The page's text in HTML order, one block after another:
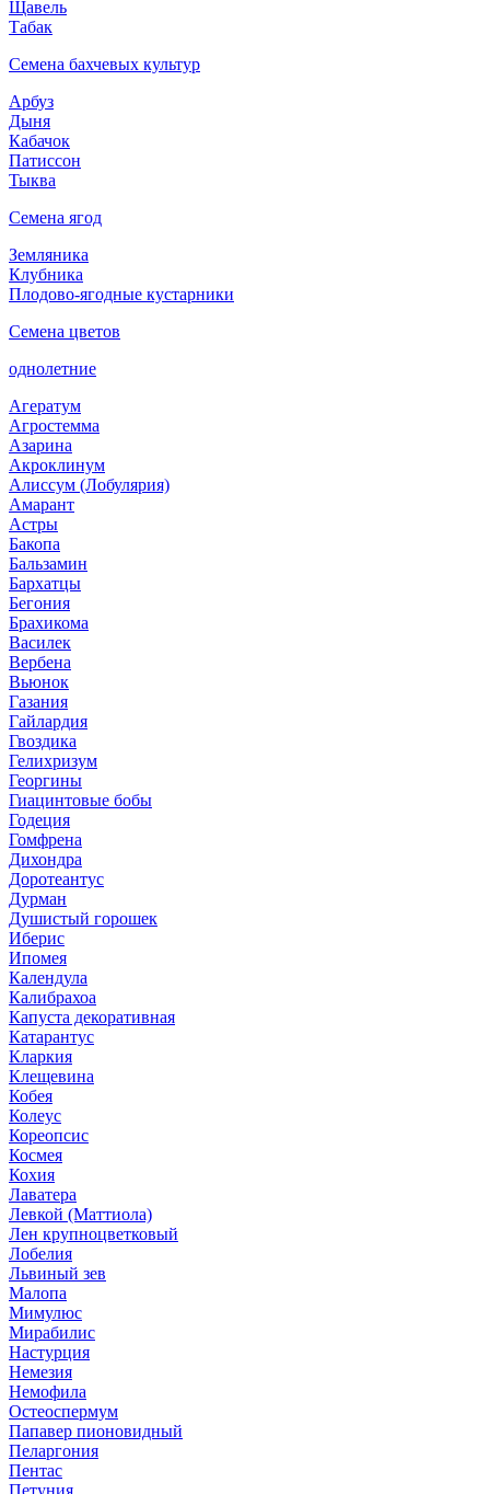
Щавель
Табак
Семена бахчевых культур
Арбуз
Дыня
Кабачок
Патиссон
Тыква
Семена ягод
Земляника
Клубника
Плодово-ягодные кустарники
Семена цветов
однолетние
Агератум
Агростемма
Азарина
Акроклинум
Алиссум (Лобулярия)
Амарант
Астры
Бакопа
Бальзамин
Бархатцы
Бегония
Брахикома
Василек
Вербена
Вьюнок
Газания
Гайлардия
Гвоздика
Гелихризум
Георгины
Гиацинтовые бобы
Годеция
Гомфрена
Дихондра
Доротеантус
Дурман
Душистый горошек
Иберис
Ипомея
Календула
Калибрахоа
Капуста декоративная
Катарантус
Кларкия
Клещевина
Кобея
Колеус
Кореопсис
Космея
Кохия
Лаватера
Левкой (Маттиола)
Лен крупноцветковый
Лобелия
Львиный зев
Малопа
Мимулюс
Мирабилис
Настурция
Немезия
Немофила
Остеоспермум
Папавер пионовидный
Пеларгония
Пентас
Петуния